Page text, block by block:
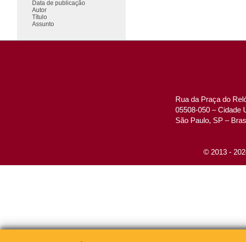
Data de publicação
Autor
Título
Assunto
Rua da Praça do
05508-050 – Cidade
São Paulo, SP –
© 2013 -